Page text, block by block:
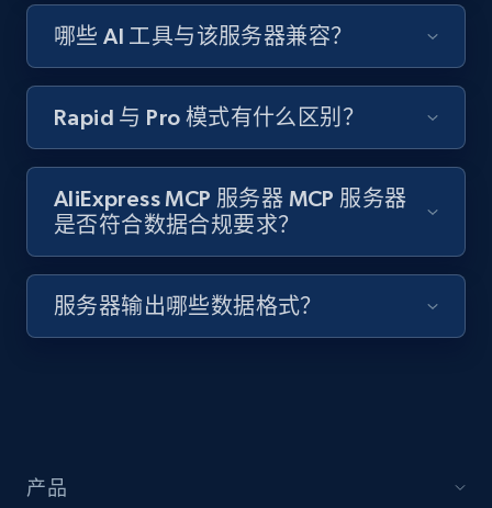
哪些 AI 工具与该服务器兼容？
Rapid 与 Pro 模式有什么区别？
AliExpress MCP 服务器 MCP 服务器
是否符合数据合规要求？
服务器输出哪些数据格式？
产品